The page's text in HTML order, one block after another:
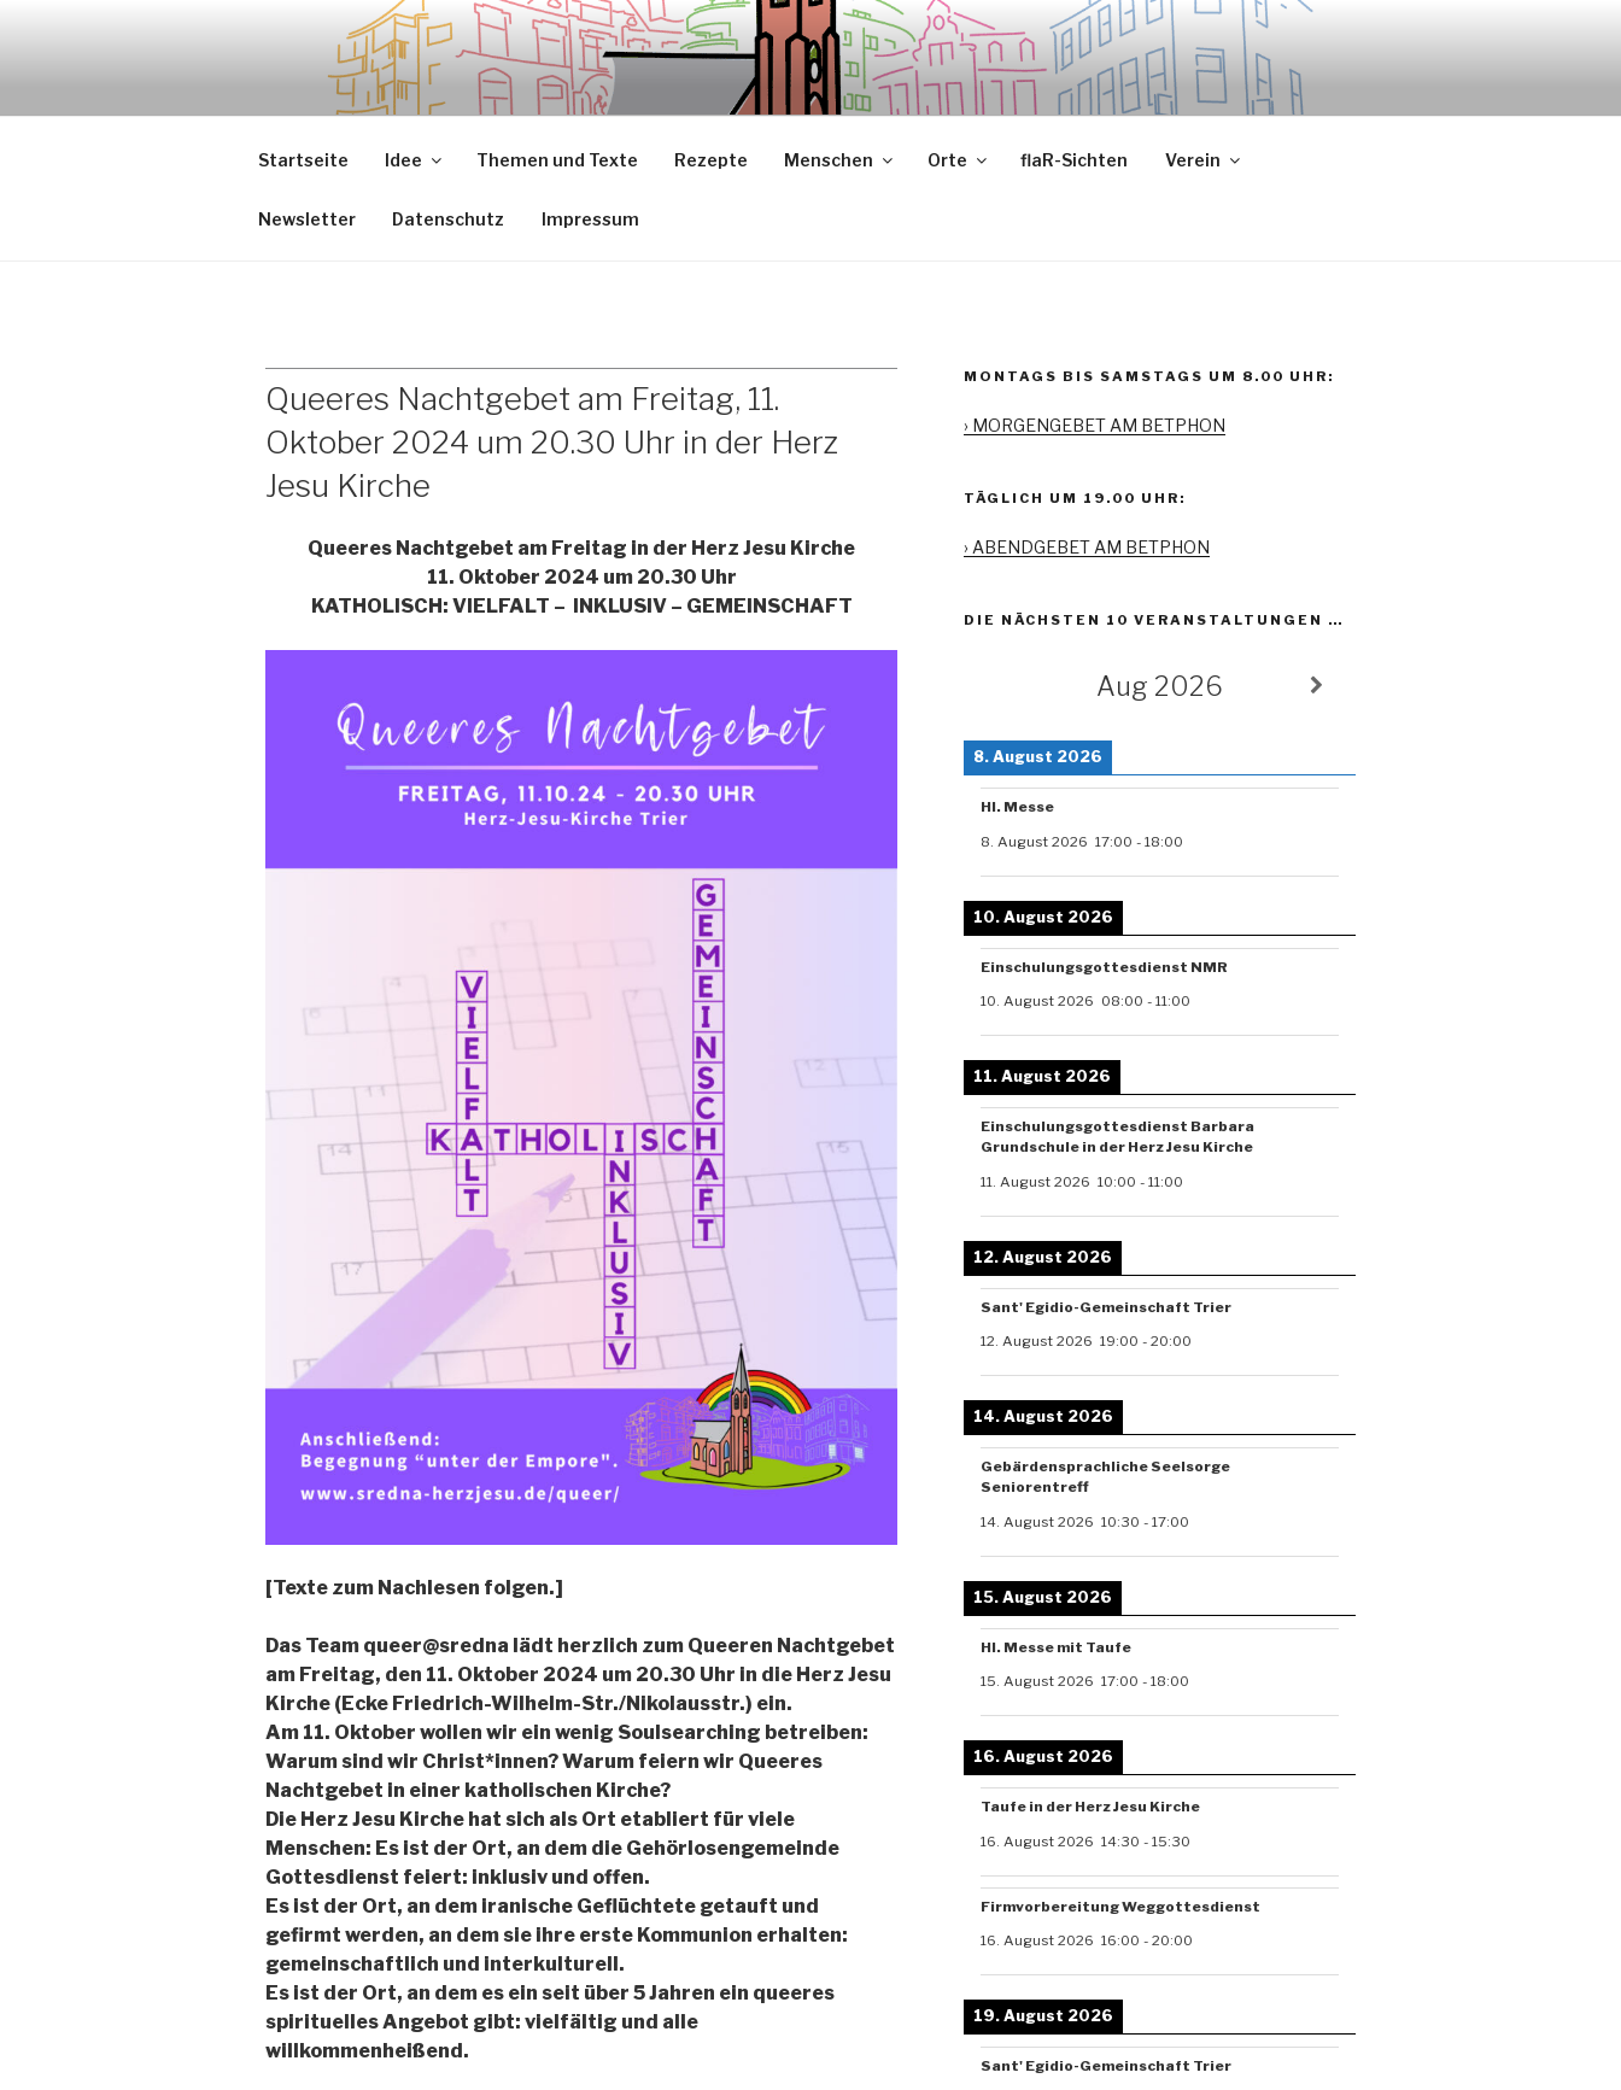
.sredna – anders.
Startseite Idee Themen und Texte Rezepte Menschen Orte flaR-Sichten Verein
Newsletter Datenschutz Impressum
Queeres Nachtgebet am Freitag, 11.
Oktober 2024 um 20.30 Uhr in der Herz
Jesu Kirche
Queeres Nachtgebet am Freitag in der Herz Jesu Kirche
11. Oktober 2024 um 20.30 Uhr
KATHOLISCH: VIELFALT – INKLUSIV – GEMEINSCHAFT
[Texte zum Nachlesen folgen.]
Das Team queer@sredna lädt herzlich zum Queeren Nachtgebet
am Freitag, den 11. Oktober 2024 um 20.30 Uhr in die Herz Jesu
Kirche (Ecke Friedrich-Wilhelm-Str./Nikolausstr.) ein.
Am 11. Oktober wollen wir ein wenig Soulsearching betreiben:
Warum sind wir Christ*innen? Warum feiern wir Queeres
Nachtgebet in einer katholischen Kirche?
Die Herz Jesu Kirche hat sich als Ort etabliert für viele
Menschen: Es ist der Ort, an dem die Gehörlosengemeinde
Gottesdienst feiert: inklusiv und offen.
Es ist der Ort, an dem iranische Geflüchtete getauft und
gefirmt werden, an dem sie ihre erste Kommunion erhalten:
gemeinschaftlich und interkulturell.
Es ist der Ort, an dem es ein seit über 5 Jahren ein queeres
spirituelles Angebot gibt: vielfältig und alle
willkommenheißend.
MONTAGS BIS SAMSTAGS UM 8.00 UHR:
› MORGENGEBET AM BETPHON
TÄGLICH UM 19.00 UHR:
› ABENDGEBET AM BETPHON
DIE NÄCHSTEN 10 VERANSTALTUNGEN …
Aug 2026
8. August 2026
Hl. Messe
8. August 2026 17:00 - 18:00
10. August 2026
Einschulungsgottesdienst NMR
10. August 2026 08:00 - 11:00
11. August 2026
Einschulungsgottesdienst Barbara
Grundschule in der Herz Jesu Kirche
11. August 2026 10:00 - 11:00
12. August 2026
Sant' Egidio-Gemeinschaft Trier
12. August 2026 19:00 - 20:00
14. August 2026
Gebärdensprachliche Seelsorge
Seniorentreff
14. August 2026 10:30 - 17:00
15. August 2026
Hl. Messe mit Taufe
15. August 2026 17:00 - 18:00
16. August 2026
Taufe in der Herz Jesu Kirche
16. August 2026 14:30 - 15:30
Firmvorbereitung Weggottesdienst
16. August 2026 16:00 - 20:00
19. August 2026
Sant' Egidio-Gemeinschaft Trier